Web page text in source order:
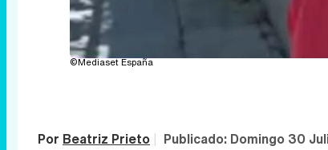
©Mediaset España
Por Beatriz Prieto | Publicado: Domingo 30